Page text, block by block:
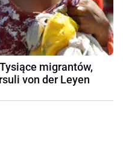
migrantów,
von der Leyen